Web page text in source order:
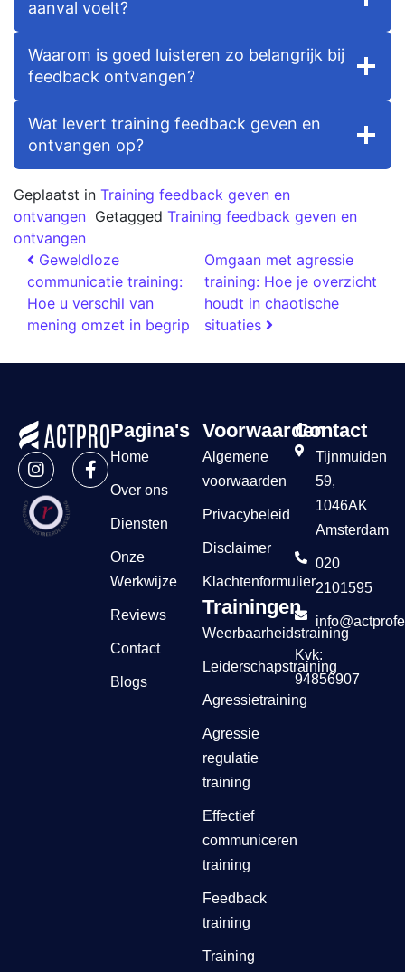
aanval voelt?
Waarom is goed luisteren zo belangrijk bij
feedback ontvangen?
Wat levert training feedback geven en
ontvangen op?
Geplaatst in Training feedback geven en
ontvangen Getagged Training feedback geven en
ontvangen
Geweldloze
communicatie training:
Hoe u verschil van
mening omzet in begrip
Omgaan met agressie
training: Hoe je overzicht
houdt in chaotische
situaties
Pagina's
Home
Over ons
Diensten
Onze
Werkwijze
Reviews
Contact
Blogs
Voorwaarden
Algemene
voorwaarden
Privacybeleid
Disclaimer
Klachtenformulier
Trainingen
Weerbaarheidstraining
Leiderschapstraining
Agressietraining
Agressie
regulatie
training
Effectief
communiceren
training
Feedback
training
Training
Contact
Tijnmuiden
59,
1046AK
Amsterdam
020
2101595
Kvk:
94856907